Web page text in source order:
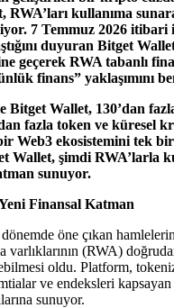
RWA’ları kullanıma
7 Temmuz 2026 itibari
duyuran Bitget
geçerek RWA tabanlı
finans” yaklaşımını
Bitget Wallet, 130’dan
fazla token ve küresel
Web3 ekosistemini tek
Wallet, şimdi RWA’larla
sunuyor.
Finansal Katman
öne çıkan
varlıklarının (RWA)
oldu. Platform,
ve endeksleri
sunuyor.